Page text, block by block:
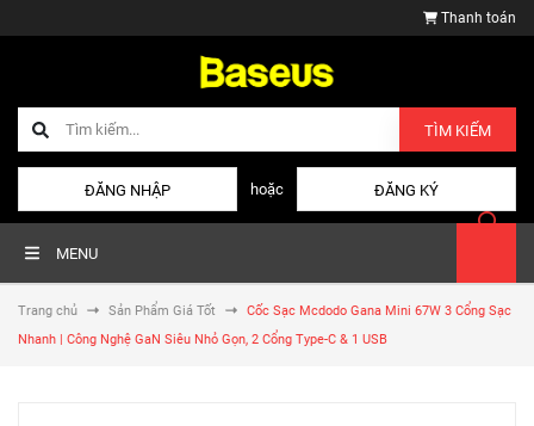
Thanh toán
TÌM KIẾM
ĐĂNG NHẬP hoặc ĐĂNG KÝ
MENU
Trang chủ Sản Phẩm Giá Tốt
Cốc Sạc Mcdodo Gana Mini 67W 3 Cổng Sạc
Nhanh | Công Nghệ GaN Siêu Nhỏ Gọn, 2 Cổng Type-C & 1 USB